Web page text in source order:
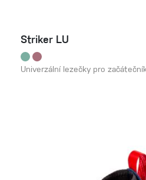
Striker LU
Univerzální lezečky pro